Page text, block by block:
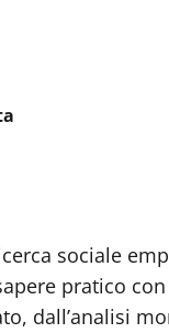
sociale
pratico
dall’analisi